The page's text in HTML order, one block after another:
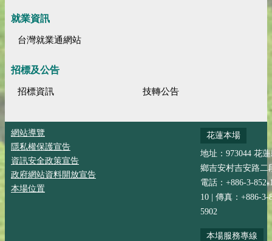
就業資訊
台灣就業通網站
招標及公告
招標資訊 技轉公告
網站導覽
隱私權保護宣告
資訊安全政策宣告
政府網站資料開放宣告
本場位置
花蓮本場
地址：973044 花
鄉吉安村吉安路二
電話：+886-3-852-
10 | 傳真：+886-3-
5902
本場服務專線